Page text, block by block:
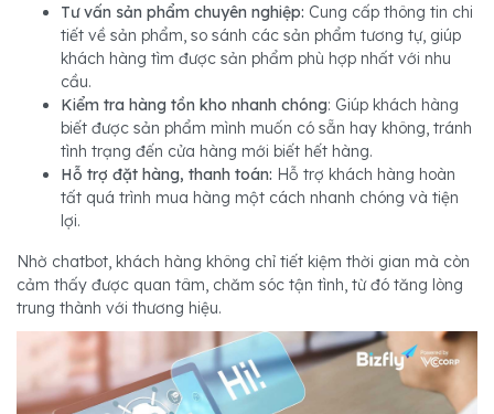
Tư vấn sản phẩm chuyên nghiệp: Cung cấp thông tin chi
tiết về sản phẩm, so sánh các sản phẩm tương tự, giúp
khách hàng tìm được sản phẩm phù hợp nhất với nhu
cầu.
Kiểm tra hàng tồn kho nhanh chóng: Giúp khách hàng
biết được sản phẩm mình muốn có sẵn hay không, tránh
tình trạng đến cửa hàng mới biết hết hàng.
Hỗ trợ đặt hàng, thanh toán: Hỗ trợ khách hàng hoàn
tất quá trình mua hàng một cách nhanh chóng và tiện
lợi.
Nhờ chatbot, khách hàng không chỉ tiết kiệm thời gian mà còn
cảm thấy được quan tâm, chăm sóc tận tình, từ đó tăng lòng
trung thành với thương hiệu.